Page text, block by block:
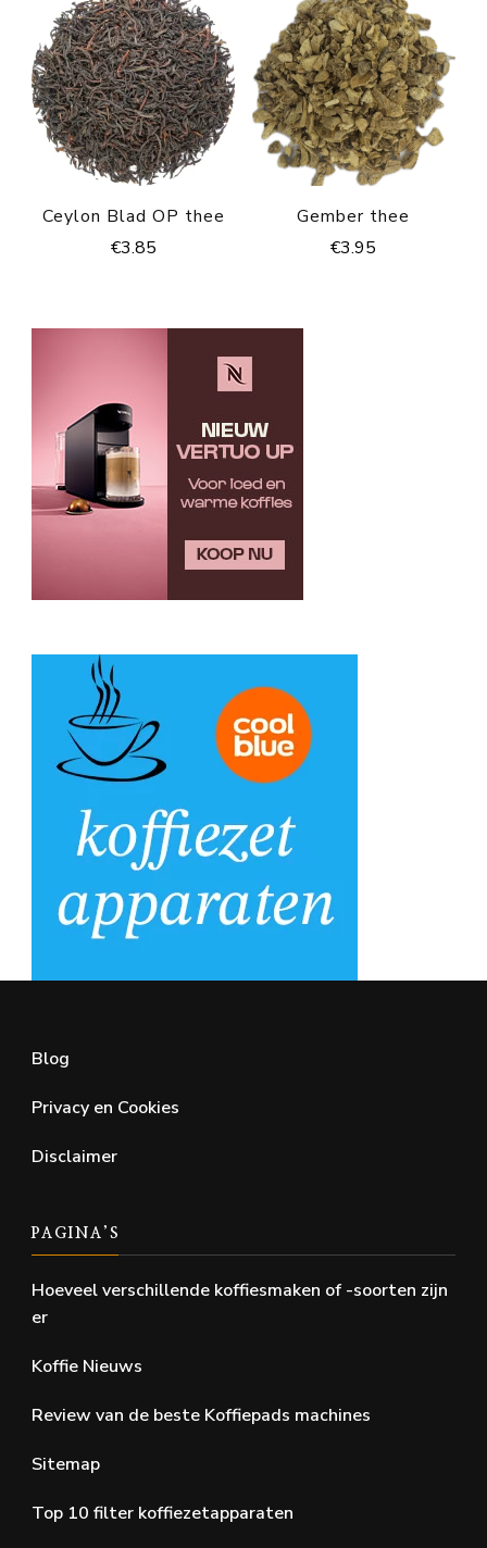
Ceylon Blad OP thee
€3.85
Gember thee
€3.95
Blog
Privacy en Cookies
Disclaimer
PAGINA’S
Hoeveel verschillende koffiesmaken of -soorten zijn
er
Koffie Nieuws
Review van de beste Koffiepads machines
Sitemap
Top 10 filter koffiezetapparaten